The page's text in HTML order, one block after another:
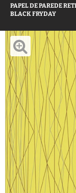
PAPEL DE PAREDE
BLACK FRYDAY